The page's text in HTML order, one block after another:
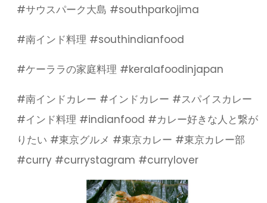
#サウスパーク大島 #southparkojima
#南インド料理 #southindianfood
#ケーララの家庭料理 #keralafoodinjapan
#南インドカレー #インドカレー #スパイスカレー
#インド料理 #indianfood #カレー好きな人と繋が
りたい #東京グルメ #東京カレー #東京カレー部
#curry #currystagram #currylover